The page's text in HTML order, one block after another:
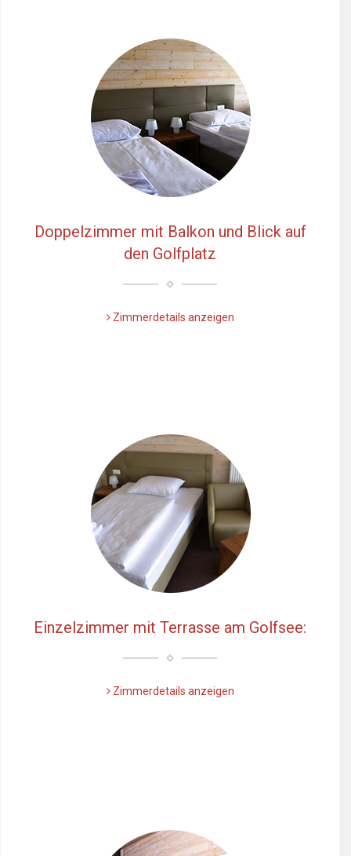
Doppelzimmer mit Balkon und Blick auf
den Golfplatz
Zimmerdetails anzeigen
Einzelzimmer mit Terrasse am Golfsee:
Zimmerdetails anzeigen